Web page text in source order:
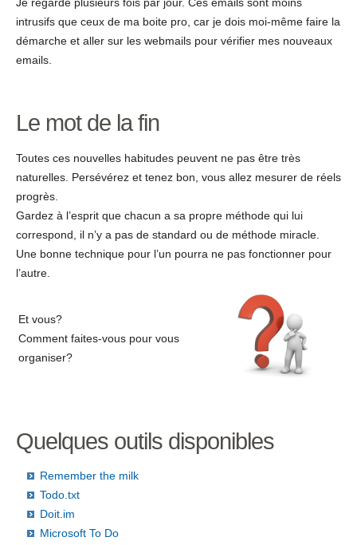
Je regarde plusieurs fois par jour. Ces emails sont moins
intrusifs que ceux de ma boite pro, car je dois moi-même faire la
démarche et aller sur les webmails pour vérifier mes nouveaux
emails.
Le mot de la fin
Toutes ces nouvelles habitudes peuvent ne pas être très
naturelles. Persévérez et tenez bon, vous allez mesurer de réels
progrès.
Gardez à l’esprit que chacun a sa propre méthode qui lui
correspond, il n’y a pas de standard ou de méthode miracle.
Une bonne technique pour l’un pourra ne pas fonctionner pour
l’autre.
Et vous?
Comment faites-vous pour vous
organiser?
Quelques outils disponibles
Remember the milk
Todo.txt
Doit.im
Microsoft To Do